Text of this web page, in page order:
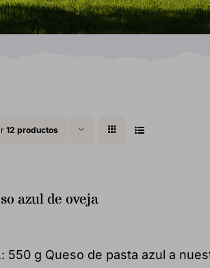
12 productos
azul de oveja
550 g Queso de pasta azul a